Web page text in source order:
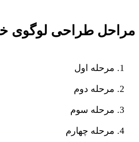
مراحل طراحی لوگوی
مرحله اول
مرحله دوم
مرحله سوم
مرحله چهارم